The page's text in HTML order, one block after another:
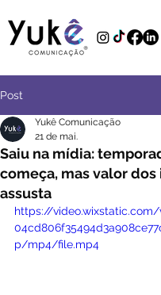
Post
Saiu na mídia:
começa, mas valor dos
assusta
Yukê Comunicação
21 de mai.
https://video.wixstatic.com/
p/mp4/file.mp4